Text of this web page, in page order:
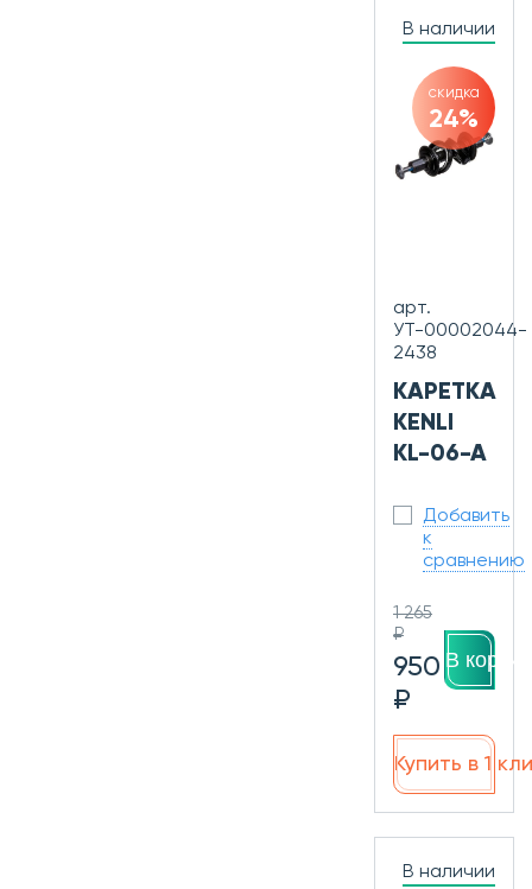
В наличии
скидка
24%
арт.
УТ-00002044-
2438
КАРЕТКА
KENLI
KL-06-A
Добавить
к
сравнению
1 265
₽
950
₽
В
Купить в 1
В наличии